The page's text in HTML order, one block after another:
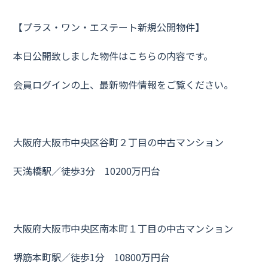
【プラス・ワン・エステート新規公開物件】
本日公開致しました物件はこちらの内容です。
会員ログインの上、最新物件情報をご覧ください。
大阪府大阪市中央区谷町２丁目の中古マンション
天満橋駅／徒歩3分 10200万円台
大阪府大阪市中央区南本町１丁目の中古マンション
堺筋本町駅／徒歩1分 10800万円台